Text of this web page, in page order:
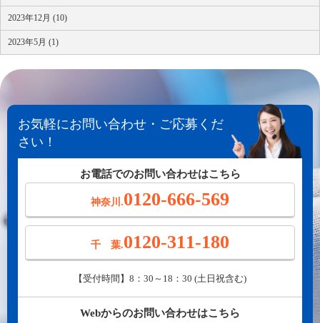
2023年12月 (10)
2023年5月 (1)
お気軽にお問い合わせ・ご応募くだ
さい！
お電話でのお問い合わせはこちら
神奈川.0120-666-569
千 葉.0120-311-180
【受付時間】8：30～18：30 (土日祝含む)
Webからのお問い合わせはこちら